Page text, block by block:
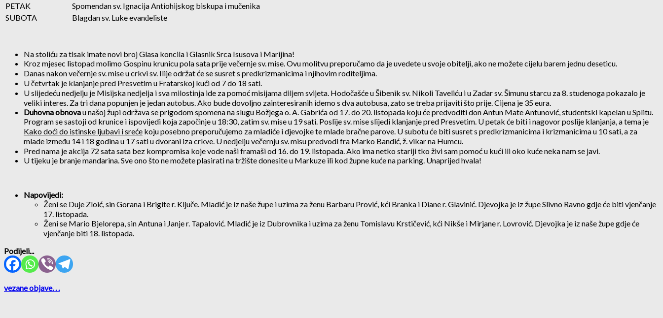
PETAK
Spomendan sv. Ignacija Antiohijskog biskupa i mučenika
SUBOTA
Blagdan sv. Luke evanđeliste
Na stoliću za tisak imate novi broj Glasa koncila i Glasnik Srca Isusova i Marijina!
Kroz mjesec listopad molimo Gospinu krunicu pola sata prije večernje sv. mise. Ovu molitvu preporučamo da je uvedete u svoje obitelji, ako ne možete cijelu barem jednu deseticu.
Danas nakon večernje sv. mise u crkvi sv. Ilije održat će se susret s predkrizmanicima i njihovim roditeljima.
U četvrtak je klanjanje pred Presvetim u Fratarskoj kući od 7 do 18 sati.
U slijedeću nedjelju je Misijska nedjelja i sva milostinja ide za pomoć misijama diljem svijeta. Hodočašće u Šibenik sv. Nikoli Taveliću i u Zadar sv. Šimunu starcu za 8. studenoga pokazalo je
veliki interes. Za tri dana popunjen je jedan autobus. Ako bude dovoljno zainteresiranih idemo s dva autobusa, zato se treba prijaviti što prije. Cijena je 35 eura.
Duhovna obnovau našoj župi održava se prigodom spomena na slugu Božjega o. A. Gabrića od 17. do 20. listopada koju će predvoditi don Antun Mate Antunović, studentski kapelan u Splitu.
Program se sastoji od krunice i ispovijedi koja započinje u 18:30, zatim sv. mise u 19 sati. Poslije sv. mise slijedi klanjanje pred Presvetim. U petak će biti i nagovor poslije klanjanja, a tema je
Kako doći do istinske ljubavi i sreće koju posebno preporučujemo za mladiće i djevojke te mlade bračne parove. U subotu će biti susret s predkrizmanicima i krizmanicima u 10 sati, a za
mlade između 14 i 18 godina u 17 sati u dvorani iza crkve. U nedjelju večernju sv. misu predvodi fra Marko Bandić, ž. vikar na Humcu.
Pred nama je akcija 72 sata sata bez kompromisa koje vode naši framaši od 16. do 19. listopada. Ako ima netko stariji tko živi sam pomoć u kući ili oko kuće neka nam se javi.
U tijeku je branje mandarina. Sve ono što ne možete plasirati na tržište donesite u Markuze ili kod župne kuće na parking. Unaprijed hvala!
Napovijedi:
Ženi se Duje Zloić, sin Gorana i Brigite r. Ključe. Mladić je iz naše župe i uzima za ženu Barbaru Prović, kći Branka i Diane r. Glavinić. Djevojka je iz župe Slivno Ravno gdje će biti vjenčanje
17. listopada.
Ženi se Mario Bjelorepa, sin Antuna i Janje r. Tapalović. Mladić je iz Dubrovnika i uzima za ženu Tomislavu Krstičević, kći Nikše i Mirjane r. Lovrović. Djevojka je iz naše župe gdje će
vjenčanje biti 18. listopada.
Podijeli...
vezane objave. . .